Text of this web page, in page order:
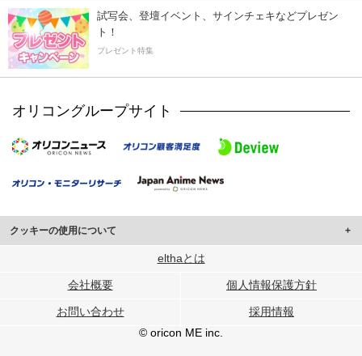
試写会、登壇イベント、サインチェキなどプレゼン
ト！
プレゼント特集
オリコングループサイト
クッキーの使用について
このサイトでは Cookie を使用して、ユーザーに合わせたコンテンツや広告の
行っています。
メディアや広告配信、データ解析の各パートナーに提供しています。
各パートナーは、この情報とユーザーが各パートナーに提供した他の情報や、
ユーザーが各パートナーのサービスを使用したときに収集した他の情報を組み
elthaとは
会社概要 個人情報保護方針
お問い合わせ
採用情報
© oricon ME inc.